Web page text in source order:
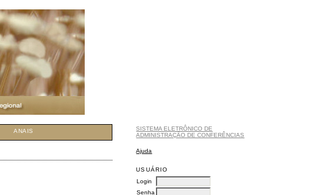
SISTEMA ELETRÔNICO DE
ADMINISTRAÇÃO DE CONFERÊNCIAS
Ajuda
USUÁRIO
Login
Senha
ANAIS